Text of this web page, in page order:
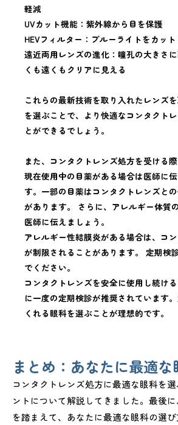
軽減
UVカット機能：紫外線から目を保護
HEVフィルター：ブルーライトをカッ
遠近両用レンズの進化：瞳孔の大きさ
くも遠くもクリアに見える
これらの最新技術を取り入れたレンズ
を選ぶことで、より快適なコンタクト
とができるでしょう。
また、コンタクトレンズ処方を受ける際
現在使用中の目薬がある場合は医師に
す。一部の目薬はコンタクトレンズと
があります。 さらに、アレルギー体質
医師に伝えましょう。
アレルギー性結膜炎がある場合は、コ
が制限されることがあります。 定期検
でください。
コンタクトレンズを安全に使用し続け
に一度の定期検診が推奨されています
くれる眼科を選ぶことが理想的です。
まとめ：あなたに最適
コンタクトレンズ処方に最適な眼科を
ントについて解説してきました。最後
を踏まえて、あなたに最適な眼科の選び